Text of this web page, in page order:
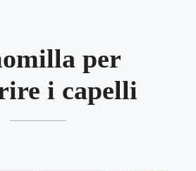
per
i capelli